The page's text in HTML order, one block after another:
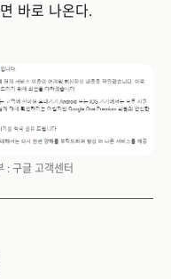
바로 나온다.
: 구글 고객센터